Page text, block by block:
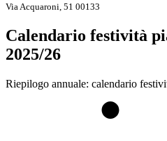
Via Acquaroni, 51 00133
Calendario festività
2025/26
Riepilogo annuale: calendario